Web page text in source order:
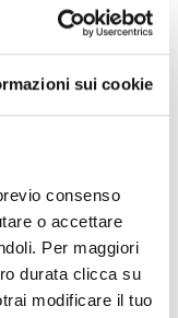
sui cookie
consenso
o accettare
Per maggiori
durata clicca su
modificare il tuo
che qualcuno
scoperti da un
di disagio
in modi
da uno
Chi soffre
e a non
è convinto che